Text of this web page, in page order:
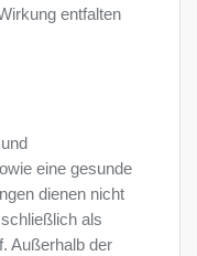
entfalten
eine gesunde
dienen nicht
als
Außerhalb der